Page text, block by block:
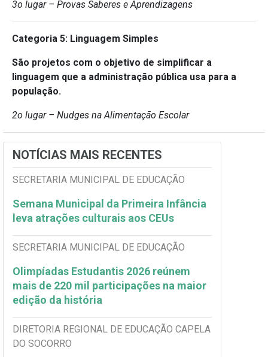
3o lugar – Provas Saberes e Aprendizagens
Categoria 5: Linguagem Simples
São projetos com o objetivo de simplificar a
linguagem que a administração pública usa para a
população.
2o lugar – Nudges na Alimentação Escolar
NOTÍCIAS MAIS RECENTES
SECRETARIA MUNICIPAL DE EDUCAÇÃO
Semana Municipal da Primeira Infância
leva atrações culturais aos CEUs
SECRETARIA MUNICIPAL DE EDUCAÇÃO
Olimpíadas Estudantis 2026 reúnem
mais de 220 mil participações na maior
edição da história
DIRETORIA REGIONAL DE EDUCAÇÃO CAPELA
DO SOCORRO